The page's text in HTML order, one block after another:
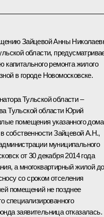
Зайцевой Анны
области,
капитального ремонта жилого
в городе Новомосковске.
Тульской области –
Тульской области Юрий
помещения указанного
собственности Зайцевой А.Н.,
муниципального
от 30 декабря 2014 года
а многоквартирный жилой
со сроком отселения
помещений не позднее
специализированного
заявительница отказалась.